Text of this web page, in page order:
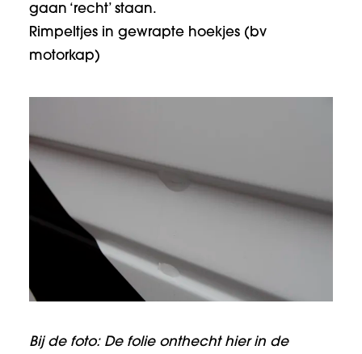
gaan ‘recht’ staan.
Rimpeltjes in gewrapte hoekjes (bv
motorkap)
Bij de foto: De folie onthecht hier in de